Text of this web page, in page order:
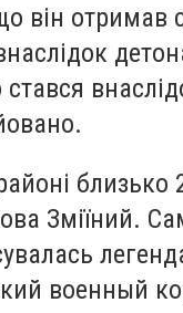
він отримав
близько
Зміїний.
военный